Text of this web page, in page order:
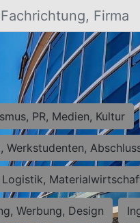
Firma
PR, Medien, Kultur
Werkstudenten,
Logistik,
Werbung, Design